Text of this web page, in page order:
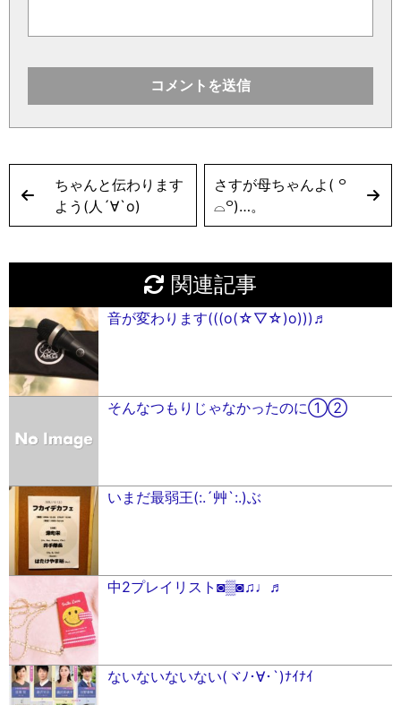
ちゃんと伝わります
よう(人´∀`o)
さすが母ちゃんよ( ꒪
⌓꒪)…。
関連記事
音が変わります(((ο(☆︎▽︎☆︎)ο)))♬
そんなつもりじゃなかったのに①②
いまだ最弱王(:.´艸`:.)ぶ
中2プレイリスト◙▒◙♫♩♬
ないないないない(ヾﾉ･∀･`)ﾅｲﾅｲ